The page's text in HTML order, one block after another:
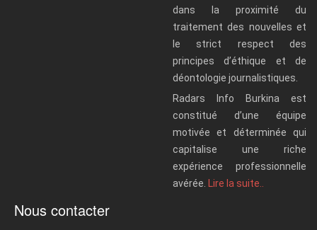
dans la proximité du
traitement des nouvelles et
le strict respect des
principes d’éthique et de
déontologie journalistiques.
Radars Info Burkina est
constitué d’une équipe
motivée et déterminée qui
capitalise une riche
expérience professionnelle
avérée. Lire la suite..
Nous contacter